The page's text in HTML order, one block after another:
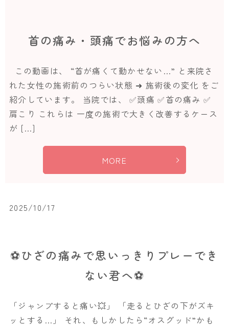
首の痛み・頭痛でお悩みの方へ
この動画は、 “首が痛くて動かせない…” と来院さ
れた女性の施術前のつらい状態 ➜ 施術後の変化 をご
紹介しています。 当院では、 ✅頭痛 ✅首の痛み ✅
肩こり これらは 一度の施術で大きく改善するケース
が […]
MORE
2025/10/17
⚽ひざの痛みで思いっきりプレーでき
ない君へ⚽
「ジャンプすると痛い💥」 「走るとひざの下がズキ
ッとする…」 それ、もしかしたら“オスグッド”かも